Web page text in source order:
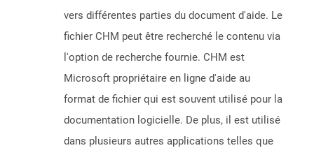
vers différentes parties du document d'aide. Le
fichier CHM peut être recherché le contenu via
l'option de recherche fournie. CHM est
Microsoft propriétaire en ligne d'aide au
format de fichier qui est souvent utilisé pour la
documentation logicielle. De plus, il est utilisé
dans plusieurs autres applications telles que